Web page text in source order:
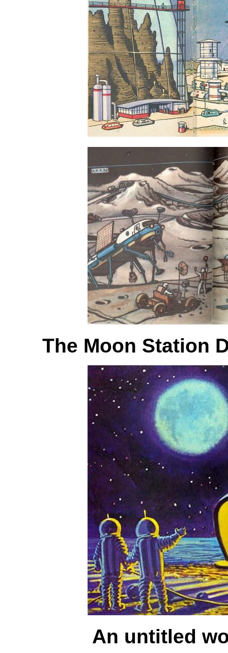
The Moon Station
An untitled